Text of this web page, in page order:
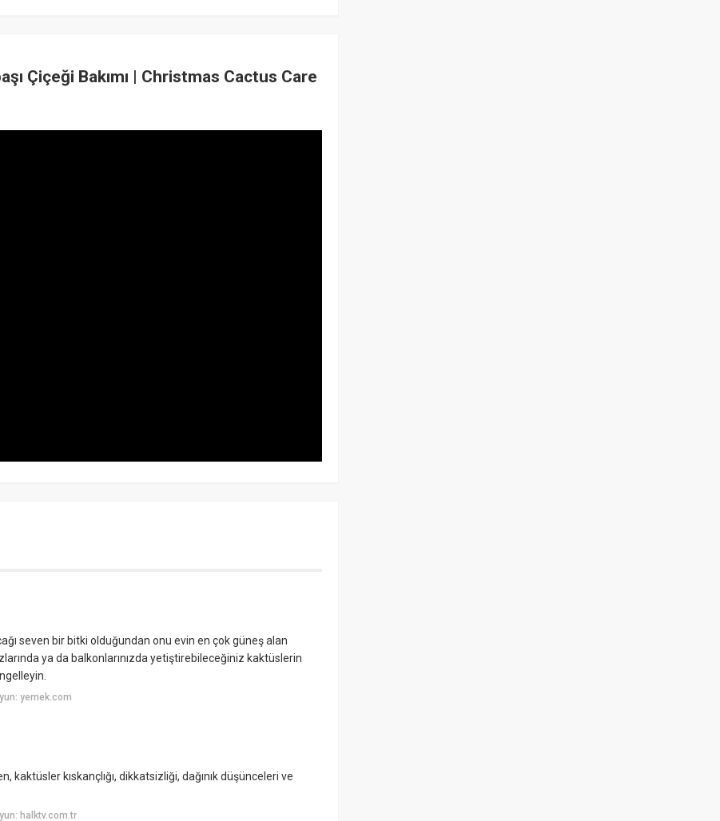
Çiçeği Bakımı | Christmas Cactus Care
seven bir bitki olduğundan onu evin en çok güneş alan
ya da balkonlarınızda yetiştirebileceğiniz kaktüslerin
yemek.com
kaktüsler kıskançlığı, dikkatsizliği, dağınık düşünceleri ve
halktv.com.tr